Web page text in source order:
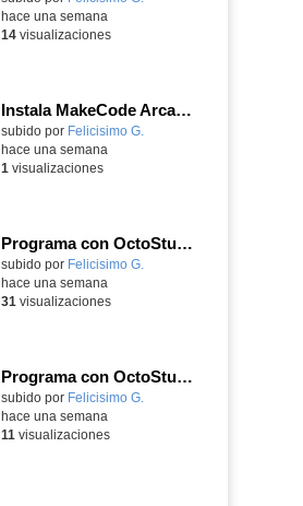
hace una semana
14visualizaciones
Instala MakeCode Arcade offline para programar grandes juegos sin necesidad de Internet
Contenido educativo.
subido por Felicisimo G.
hace una semana
1 visualizaciones
Programa con OctoStudio, un juego de disparos contra Zombies con un cargador basado en el House of the dead
Contenido educativo.
subido por Felicisimo G.
hace una semana
31 visualizaciones
Programa con OctoStudio, un juego homenajeando al House of the dead con Zombies
Contenido educativo.
subido por Felicisimo G.
hace una semana
11 visualizaciones